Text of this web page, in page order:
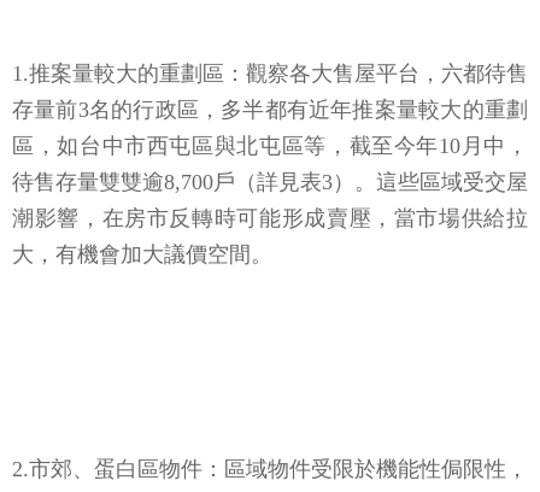
1.推案量較大的重劃區：觀察各大售屋平台，六都待售
存量前3名的行政區，多半都有近年推案量較大的重劃
區，如台中市西屯區與北屯區等，截至今年10月中，
待售存量雙雙逾8,700戶（詳見表3）。這些區域受交屋
潮影響，在房市反轉時可能形成賣壓，當市場供給拉
大，有機會加大議價空間。
2.市郊、蛋白區物件：區域物件受限於機能性侷限性，